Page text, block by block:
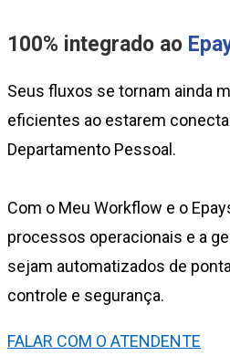
100% integrado ao
Seus fluxos se tornam ainda
eficientes ao estarem
Departamento Pessoal.
Com o Meu Workflow e o
processos operacionais e a
sejam automatizados de
controle e segurança.
FALAR COM O ATENDENTE